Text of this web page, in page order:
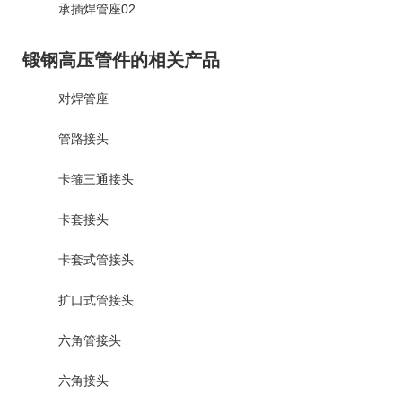
承插焊管座02
锻钢高压管件的相关产品
对焊管座
管路接头
卡箍三通接头
卡套接头
卡套式管接头
扩口式管接头
六角管接头
六角接头